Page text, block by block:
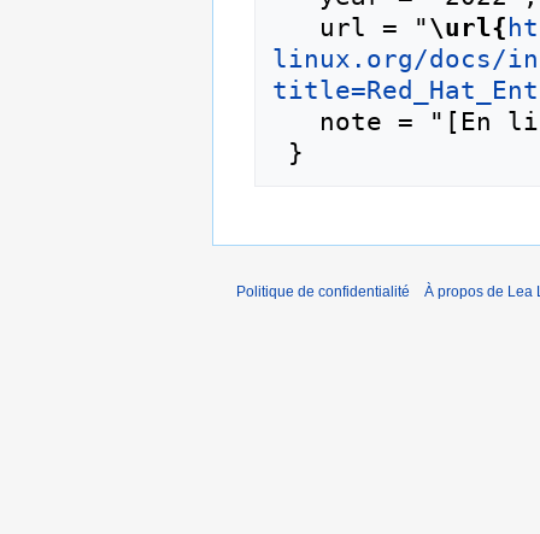
   url = "
\url{
linux.org/docs/
Politique de confidentialité À propos de Lea